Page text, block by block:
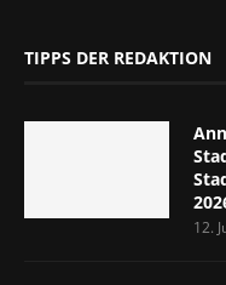
TIPPS DER REDAKTION
12.